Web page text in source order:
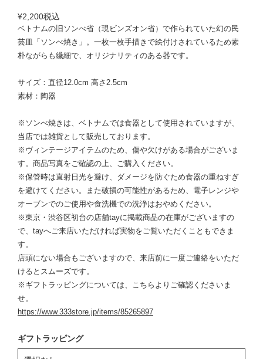
¥2,200税込
ベトナムの旧ソンべ省（現ビンズオン省）で作られていた幻の民
芸皿「ソンべ焼き」。一枚一枚手描きで絵付けされているため素
朴ながらも繊細で、オリジナリティのある器です。
サイズ：直径12.0cm 高さ2.5cm
素材：陶器
※ソンべ焼きは、ベトナムでは食器として使用されていますが、
当店では雑貨として販売しております。
※ヴィンテージアイテムのため、傷や欠けがある場合がございま
す。商品写真をご確認の上、ご購入ください。
※保管時は直射日光を避け、ダメージを防ぐため食器の重ねすぎ
を避けてください。また破損の可能性があるため、電子レンジや
オーブンでのご使用や食洗機での洗浄はおやめください。
※東京・渋谷区初台の店舗tayに掲載商品の在庫がございますの
で、tayへご来店いただければ実物をご覧いただくこともできま
す。
店頭にない場合もございますので、来店前に一度ご連絡をいただ
けるとスムーズです。
※ギフトラッピングについては、こちらよりご確認くださいま
せ。
https://www.333store.jp/items/85265897
ギフトラッピング